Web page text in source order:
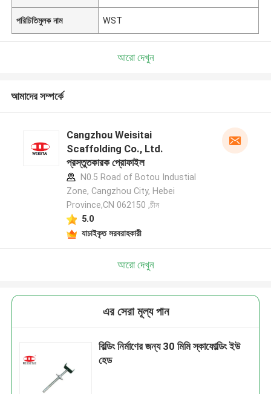
পরিচিতিমুলক নাম WST
আরো দেখুন
আমাদের সম্পর্কে
Cangzhou Weisitai
Scaffolding Co., Ltd.
প্রস্তুতকারক প্রোফাইল
N0.5 Road of Botou Industial
Zone, Cangzhou City, Hebei
Province,CN 062150 ,চীন
5.0
যাচাইকৃত সরবরাহকারী
আরো দেখুন
এর সেরা মূল্য পান
বিল্ডিং নির্মাণের জন্য 30 মিমি স্কাফোল্ডিং ইউ
হেড